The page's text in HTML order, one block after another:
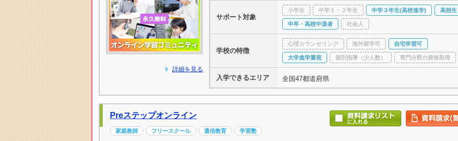
詳細を見る
サポート対象
小学生 中学１・２年生 中学３年生(高校進学) 高校生
中卒・高校中退者 社会人
学校の特徴
心理カウンセリング 海外留学可 自宅学習可
大学進学重視 個別指導（少人数） 専門分野の資格取得
入学できるエリア 全国47都道府県
Preステップオンライン
家庭教師 フリースクール 通信教育 学習塾